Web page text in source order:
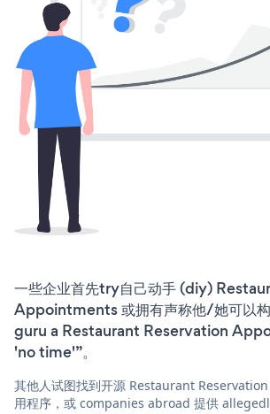
一些企业首先try自己动手 (diy)
Appointments 或拥有声称他/她可以
guru a Restaurant Reservation
'no time'”。
其他人试图找到开源 Restaurant
用程序，或 companies abroad 提供